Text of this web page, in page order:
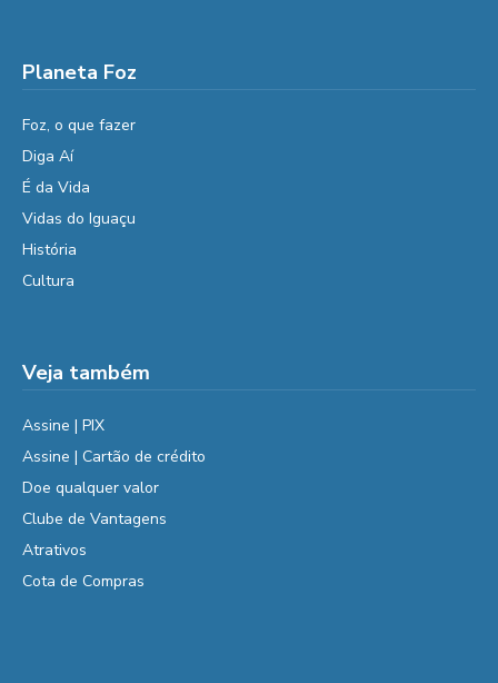
Planeta Foz
Foz, o que fazer
Diga Aí
É da Vida
Vidas do Iguaçu
História
Cultura
Veja também
Assine | PIX
Assine | Cartão de crédito
Doe qualquer valor
Clube de Vantagens
Atrativos
Cota de Compras